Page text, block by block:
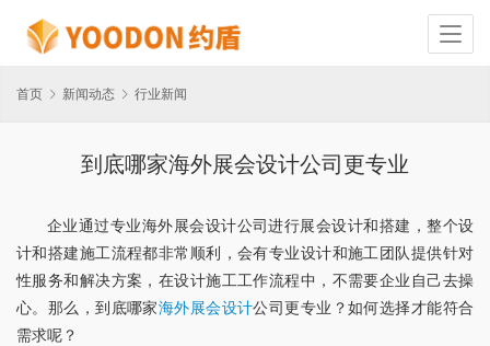
首页 新闻动态 行业新闻
到底哪家海外展会设计公司更专业
企业通过专业海外展会设计公司进行展会设计和搭建，整个设
计和搭建施工流程都非常顺利，会有专业设计和施工团队提供针对
性服务和解决方案，在设计施工工作流程中，不需要企业自己去操
心。那么，到底哪家海外展会设计公司更专业？如何选择才能符合
需求呢？